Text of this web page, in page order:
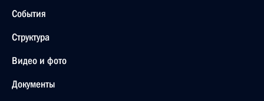
События
Структура
Видео и фото
Документы